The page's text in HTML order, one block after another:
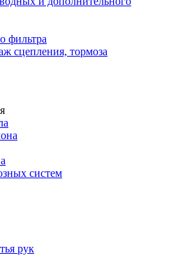
фильтра
сцепления, тормоза
систем
рук